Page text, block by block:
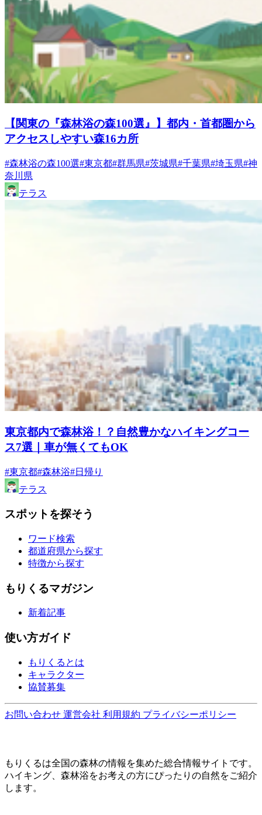
【関東の『森林浴の森100選』】都内・首都圏から
アクセスしやすい森16カ所
#森林浴の森100選#東京都#群馬県#茨城県#千葉県#埼玉県#神
奈川県
テラス
東京都内で森林浴！？自然豊かなハイキングコー
ス7選｜車が無くてもOK
#東京都#森林浴#日帰り
テラス
スポットを探そう
ワード検索
都道府県から探す
特徴から探す
もりくるマガジン
新着記事
使い方ガイド
もりくるとは
キャラクター
協賛募集
お問い合わせ 運営会社 利用規約 プライバシーポリシー
もりくるは全国の森林の情報を集めた総合情報サイトです。
ハイキング、森林浴をお考えの方にぴったりの自然をご紹介
します。